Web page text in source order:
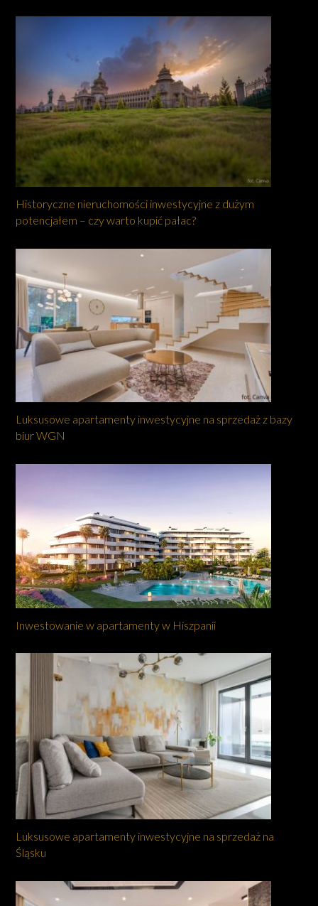
Historyczne nieruchomości inwestycyjne z dużym
potencjałem – czy warto kupić pałac?
Luksusowe apartamenty inwestycyjne na sprzedaż z bazy
biur WGN
Inwestowanie w apartamenty w Hiszpanii
Luksusowe apartamenty inwestycyjne na sprzedaż na
Śląsku